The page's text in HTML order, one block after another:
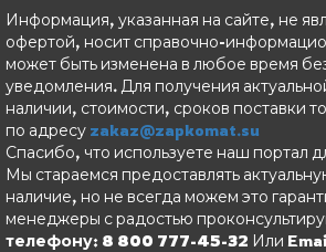
Информация, указанная на сайте, не
офертой, носит справочно-
может быть изменена в любое время
уведомления. Для получения
наличии, стоимости, сроков поставки
по адресу zakaz@zapkomat.su
Спасибо, что используете наш портал
Мы стараемся предоставлять
наличие, но не всегда можем это
менеджеры с радостью
телефону: 8 800 777-45-32 Или